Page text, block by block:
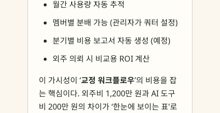
월간 사용량 자동 추적
멤버별 분배 가능 (관리자가 쿼터 설정)
분기별 비용 보고서 자동 생성 (예정)
외주 의뢰 시 비교용 ROI 계산
이 가시성이 ‘교정 워크플로우’의 비용을 잡
는 핵심이다. 외주비 1,200만 원과 AI 도구
비 200만 원의 차이가 ‘한눈에 보이는 표’로